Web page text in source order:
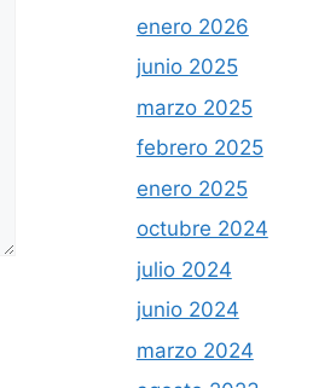
enero 2026
junio 2025
marzo 2025
febrero 2025
enero 2025
octubre 2024
julio 2024
junio 2024
marzo 2024